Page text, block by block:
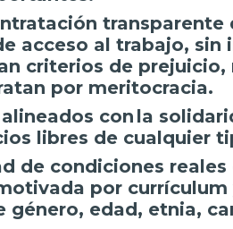
transparente
acceso al trabajo,
criterios de
por meritocracia.
con la
libres de cualquier
de condiciones
por
género, edad, etnia,